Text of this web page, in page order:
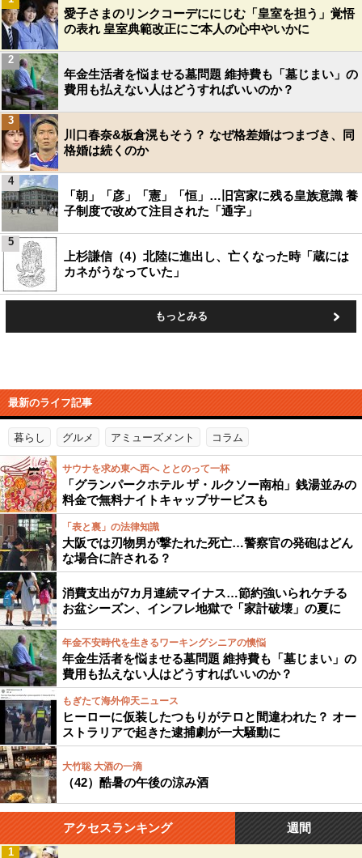
愛子さまのリンクコーデににじむ「皇室を担う」覚悟
の表れ 皇室典範改正にご本人の心中やいかに
年金生活者を悩ませる墓問題 維持費も「墓じまい」の
費用も払えない人はどうすればいいのか？
2
川口春奈&板倉滉もそう？ なぜ格差婚はつまづき、同
格婚は続くのか
3
「朝」「彦」「憲」「恒」…旧宮家に残る皇族意識 養
子制度で改めて注目された「通字」
4
上杉謙信（4）北陸に進出し、亡くなった時「蔵には
カネがうなっていた」
5
もっとみる
最新のライフ記事
暮らし グルメ アミューズメント コラム
サウナを求め東へ西へ ととのって一杯
「グランパークホテル ザ・ルクソー南柏」銭湯並みの
料金で無料ナイトキャップサービスも
「表と裏」の法律知識
大阪では刃物男が撃たれた死亡…警察官の発砲はどん
な場合に許される？
消費支出が7カ月連続マイナス…節約強いられケチる
お盆シーズン、インフレ地獄で「家計破壊」の夏に
年金不安時代を生きるワーキングシニアの懊悩
年金生活者を悩ませる墓問題 維持費も「墓じまい」の
費用も払えない人はどうすればいいのか？
もぎたて海外仰天ニュース
ヒーローに仮装したつもりがテロと間違われた？ オー
ストラリアで起きた逮捕劇が一大騒動に
大竹聡 大酒の一滴
（42）酷暑の午後の涼み酒
アクセスランキング 週間
1